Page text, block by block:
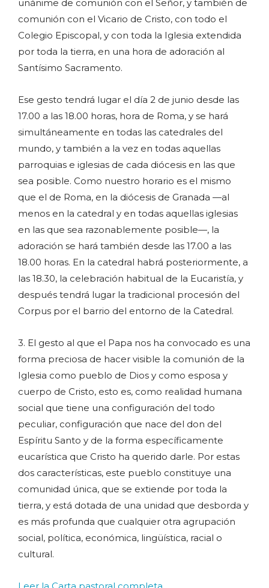
unánime de comunión con el Señor, y también de
comunión con el Vicario de Cristo, con todo el
Colegio Episcopal, y con toda la Iglesia extendida
por toda la tierra, en una hora de adoración al
Santísimo Sacramento.
Ese gesto tendrá lugar el día 2 de junio desde las
17.00 a las 18.00 horas, hora de Roma, y se hará
simultáneamente en todas las catedrales del
mundo, y también a la vez en todas aquellas
parroquias e iglesias de cada diócesis en las que
sea posible. Como nuestro horario es el mismo
que el de Roma, en la diócesis de Granada —al
menos en la catedral y en todas aquellas iglesias
en las que sea razonablemente posible—, la
adoración se hará también desde las 17.00 a las
18.00 horas. En la catedral habrá posteriormente, a
las 18.30, la celebración habitual de la Eucaristía, y
después tendrá lugar la tradicional procesión del
Corpus por el barrio del entorno de la Catedral.
3. El gesto al que el Papa nos ha convocado es una
forma preciosa de hacer visible la comunión de la
Iglesia como pueblo de Dios y como esposa y
cuerpo de Cristo, esto es, como realidad humana
social que tiene una configuración del todo
peculiar, configuración que nace del don del
Espíritu Santo y de la forma específicamente
eucarística que Cristo ha querido darle. Por estas
dos características, este pueblo constituye una
comunidad única, que se extiende por toda la
tierra, y está dotada de una unidad que desborda y
es más profunda que cualquier otra agrupación
social, política, económica, lingüística, racial o
cultural.